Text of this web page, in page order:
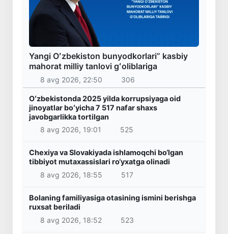
Yangi Oʻzbekiston bunyodkorlari” kasbiy
mahorat milliy tanlovi gʻoliblariga
8 avg 2026, 22:50 306
Oʻzbekistonda 2025 yilda korrupsiyaga oid
jinoyatlar boʻyicha 7 517 nafar shaxs
javobgarlikka tortilgan
8 avg 2026, 19:01
525
Chexiya va Slovakiyada ishlamoqchi bo‘lgan
tibbiyot mutaxassislari ro‘yxatga olinadi
8 avg 2026, 18:55
517
Bolaning familiyasiga otasining ismini berishga
ruxsat beriladi
8 avg 2026, 18:52
523